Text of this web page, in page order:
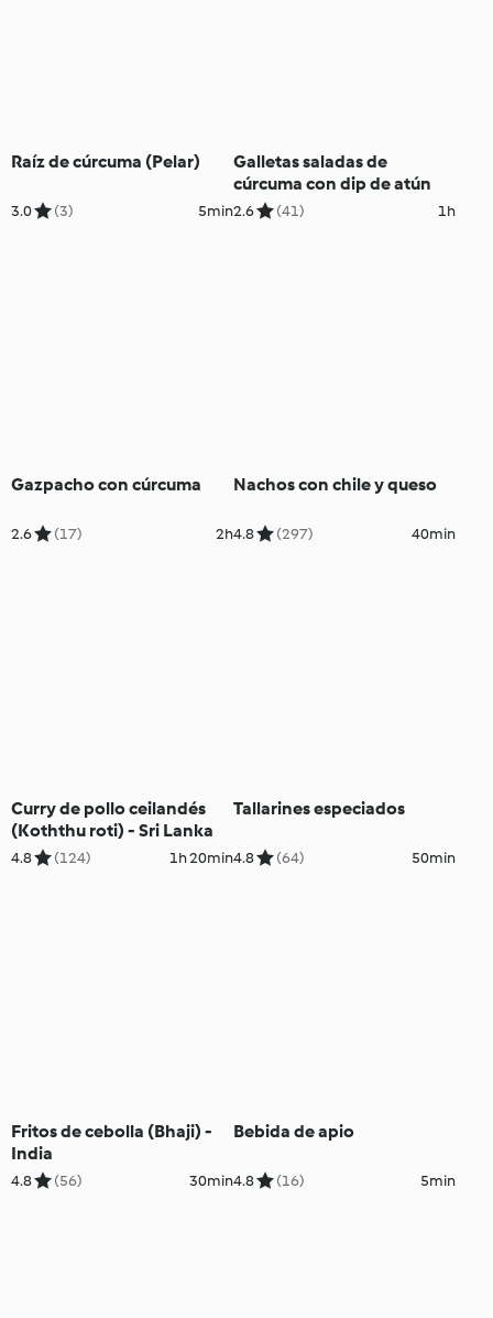
Raíz de cúrcuma (Pelar)
3.0 (3) 5min
Galletas saladas de
cúrcuma con dip de atún
2.6 (41) 1h
Gazpacho con cúrcuma
2.6 (17) 2h
Nachos con chile y queso
4.8 (297) 40min
Curry de pollo ceilandés
(Koththu roti) - Sri Lanka
4.8 (124) 1h 20min
Tallarines especiados
4.8 (64) 50min
Fritos de cebolla (Bhaji) -
India
4.8 (56) 30min
Bebida de apio
4.8 (16) 5min